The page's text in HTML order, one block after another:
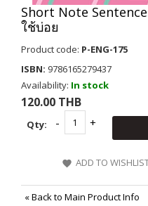
Short Note
ใช้บ่อย
Product code: P-ENG-175
ISBN: 9786165279437
Availability: In stock
120.00 THB
Qty:
ADD TO
«Back to Main Product Info